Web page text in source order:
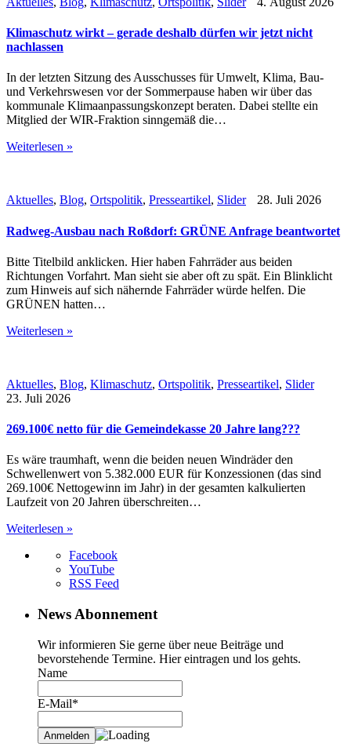
Klimaschutz wirkt – gerade deshalb dürfen wir jetzt nicht
nachlassen
In der letzten Sitzung des Ausschusses für Umwelt, Klima, Bau-
und Verkehrswesen vor der Sommerpause haben wir über das
kommunale Klimaanpassungskonzept beraten. Dabei stellte ein
Mitglied der WIR-Fraktion sinngemäß die…
Weiterlesen »
Aktuelles, Blog, Ortspolitik, Presseartikel, Slider 28. Juli 2026
Radweg-Ausbau nach Roßdorf: GRÜNE Anfrage beantwortet
Bitte Titelbild anklicken. Hier haben Fahrräder aus beiden
Richtungen Vorfahrt. Man sieht sie aber oft zu spät. Ein Blinklicht
zum Hinweis auf sich nähernde Fahrräder würde helfen. Die
GRÜNEN hatten…
Weiterlesen »
Aktuelles, Blog, Klimaschutz, Ortspolitik, Presseartikel, Slider
23. Juli 2026
269.100€ netto für die Gemeindekasse 20 Jahre lang???
Es wäre traumhaft, wenn die beiden neuen Windräder den
Schwellenwert von 5.382.000 EUR für Konzessionen (das sind
269.100€ Nettogewinn im Jahr) in der gesamten kalkulierten
Laufzeit von 20 Jahren überschreiten…
Weiterlesen »
Facebook
YouTube
RSS Feed
News Abonnement
Wir informieren Sie gerne über neue Beiträge und
bevorstehende Termine. Hier eintragen und los gehts.
Name
E-Mail*